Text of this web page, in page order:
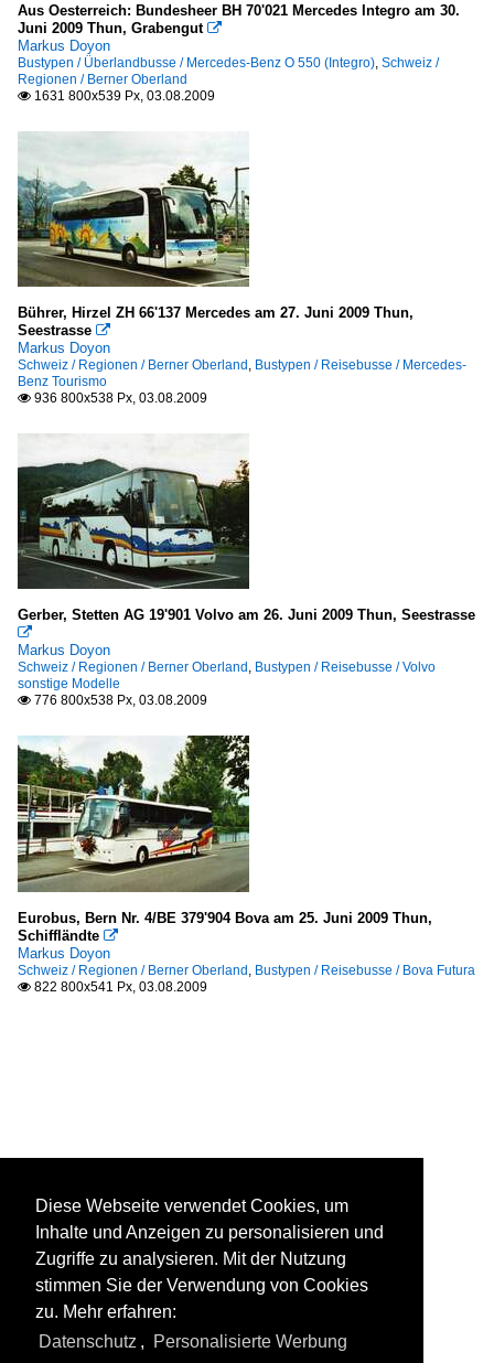
Aus Oesterreich: Bundesheer BH 70'021 Mercedes Integro am 30.
Juni 2009 Thun, Grabengut 
Markus Doyon
Bustypen / Überlandbusse / Mercedes-Benz O 550 (Integro) Schweiz /
Regionen / Berner Oberland
 1631 800x539 Px, 03.08.2009
Bührer, Hirzel ZH 66'137 Mercedes am 27. Juni 2009 Thun,
Seestrasse 
Markus Doyon
Schweiz / Regionen / Berner Oberland Bustypen / Reisebusse / Mercedes-
Benz Tourismo
 936 800x538 Px, 03.08.2009
Gerber, Stetten AG 19'901 Volvo am 26. Juni 2009 Thun, Seestrasse

Markus Doyon
Schweiz / Regionen / Berner Oberland Bustypen / Reisebusse / Volvo
sonstige Modelle
 776 800x538 Px, 03.08.2009
Eurobus, Bern Nr. 4/BE 379'904 Bova am 25. Juni 2009 Thun,
Schiffländte 
Markus Doyon
Schweiz / Regionen / Berner Oberland Bustypen / Reisebusse / Bova Futura
 822 800x541 Px, 03.08.2009
Diese Webseite verwendet Cookies, um
Inhalte und Anzeigen zu personalisieren und
Zugriffe zu analysieren. Mit der Nutzung
stimmen Sie der Verwendung von Cookies
zu. Mehr erfahren:
Datenschutz , Personalisierte Werbung